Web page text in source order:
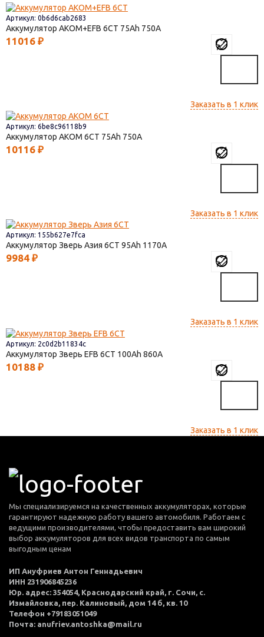
Артикул: 0b6d6cab2683
Аккумулятор AKOM+EFB 6СТ 75 750
11016 ₽
Заказать в 1 клик
Артикул: 6be8c96118b9
Аккумулятор AКОМ 6СТ 75 750
10116 ₽
Заказать в 1 клик
Артикул: 155b627e7fca
Аккумулятор Зверь Азия 6СТ 95 1170
9984 ₽
Заказать в 1 клик
Артикул: 2c0d2b11834c
Аккумулятор Зверь EFB 6СТ 100 860
10188 ₽
Заказать в 1 клик
Мы специализируемся на качественных аккумуляторах, которые
гарантируют надежную работу вашего автомобиля. Работаем с
ведущими производителями, чтобы предоставить вам широкий
выбор аккумуляторов для всех видов транспорта по самым
выгодным ценам
ИП Ануфриев Антон Геннадьевич
ИНН 231906845236
Юр. адрес: 354054, Краснодарский край, г. Сочи, с.
Измайловка, пер. Калиновый, дом 14 б, кв. 10
Телефон +79183051049
Почта: anufriev.antoshka@mail.ru